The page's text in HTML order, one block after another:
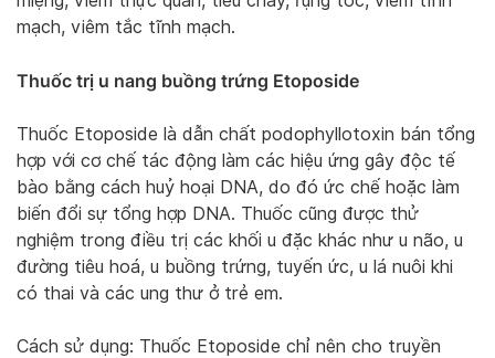
mạch, viêm tắc tĩnh mạch.
Thuốc trị u nang buồng trứng Etoposide
Thuốc Etoposide là dẫn chất podophyllotoxin bán tổng
hợp với cơ chế tác động làm các hiệu ứng gây độc tế
bào bằng cách huỷ hoại DNA, do đó ức chế hoặc làm
biến đổi sự tổng hợp DNA. Thuốc cũng được thử
nghiệm trong điều trị các khối u đặc khác như u não, u
đường tiêu hoá, u buồng trứng, tuyến ức, u lá nuôi khi
có thai và các ung thư ở trẻ em.
Cách sử dụng: Thuốc Etoposide chỉ nên cho truyền